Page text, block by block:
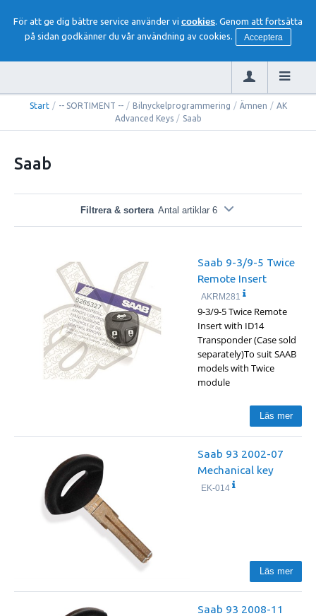
För att ge dig bättre service använder vi cookies. Genom att fortsätta
på sidan godkänner du vår användning av cookies.
Acceptera
Start / -- SORTIMENT -- / Bilnyckelprogrammering / Ämnen / AK
Advanced Keys / Saab
Saab
Filtrera & sortera Antal artiklar 6
Saab 9-3/9-5 Twice
Remote Insert
AKRM281
9-3/9-5 Twice Remote
Insert with ID14
Transponder (Case sold
separately)To suit SAAB
models with Twice
module
Läs mer
Saab 93 2002-07
Mechanical key
EK-014
Läs mer
Saab 93 2008-11